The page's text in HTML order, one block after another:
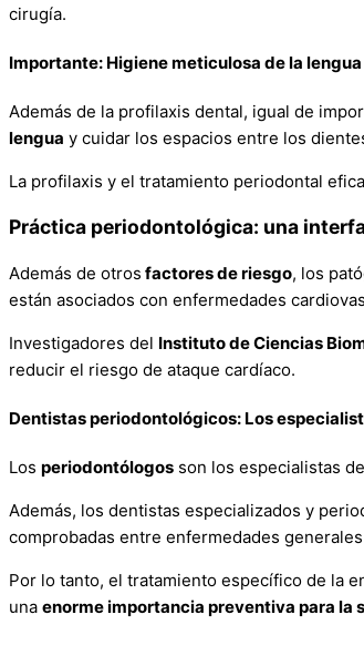
cirugía.
Importante: Higiene meticulosa de la
Además de la profilaxis dental, igual de
lengua y cuidar los espacios entre los
La profilaxis y el tratamiento periodontal
Práctica periodontológica: una
Además de otros factores de riesgo, los
están asociados con enfermedades
Investigadores del Instituto de Ciencias
reducir el riesgo de ataque cardíaco.
Dentistas periodontológicos: Los
Los periodontólogos son los especialistas
Además, los dentistas especializados y
comprobadas entre enfermedades
Por lo tanto, el tratamiento específico de la
una enorme importancia preventiva para la